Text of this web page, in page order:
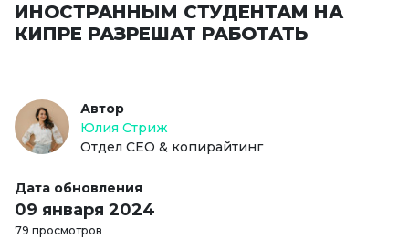
ИНОСТРАННЫМ СТУДЕНТАМ НА
КИПРЕ РАЗРЕШАТ РАБОТАТЬ
Автор
Юлия Стриж
Отдел СЕО & копирайтинг
Дата обновления
09 января 2024
79 просмотров